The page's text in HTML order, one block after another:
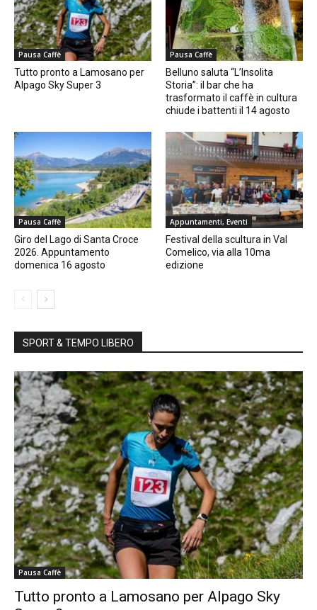
Pausa Caffè
Tutto pronto a Lamosano per
Alpago Sky Super 3
Pausa Caffè
Belluno saluta “L’Insolita
Storia”: il bar che ha
trasformato il caffè in cultura
chiude i battenti il 14 agosto
Pausa Caffè
Giro del Lago di Santa Croce
2026. Appuntamento
domenica 16 agosto
Appuntamenti, Eventi
Festival della scultura in Val
Comelico, via alla 10ma
edizione
SPORT & TEMPO LIBERO
Pausa Caffè
Tutto pronto a Lamosano per Alpago Sky